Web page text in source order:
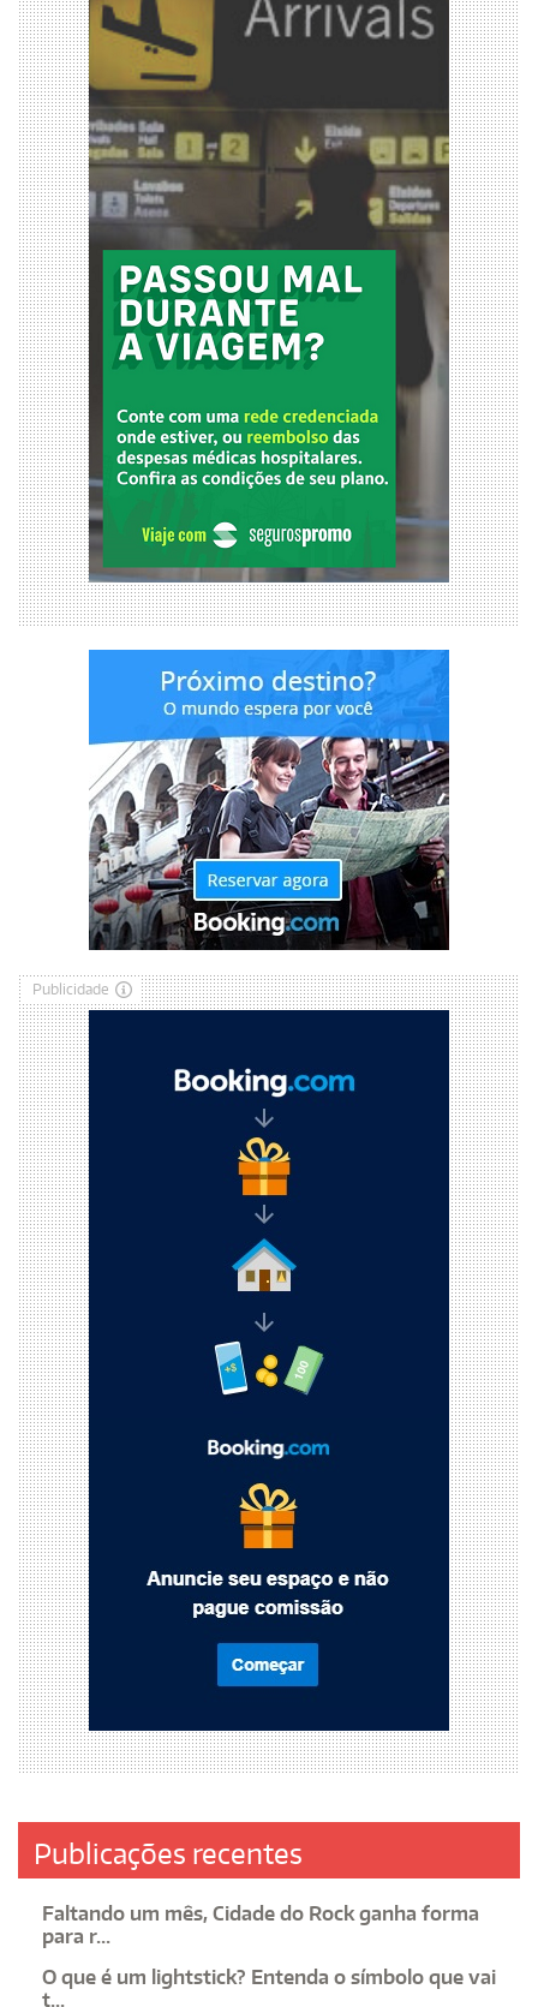
Publicidade
Publicações recentes
Faltando um mês, Cidade do Rock ganha forma
para r...
O que é um lightstick? Entenda o símbolo que vai
t...